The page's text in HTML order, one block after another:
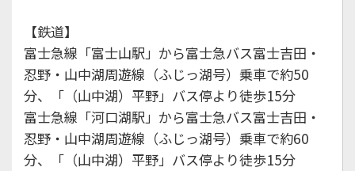
【鉄道】
富士急線「富士山駅」から富士急バス富士吉田・
忍野・山中湖周遊線（ふじっ湖号）乗車で約50
分、「（山中湖）平野」バス停より徒歩15分
富士急線「河口湖駅」から富士急バス富士吉田・
忍野・山中湖周遊線（ふじっ湖号）乗車で約60
分、「（山中湖）平野」バス停より徒歩15分